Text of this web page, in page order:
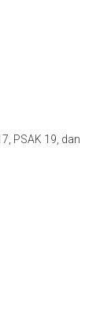
PSAK 19, dan